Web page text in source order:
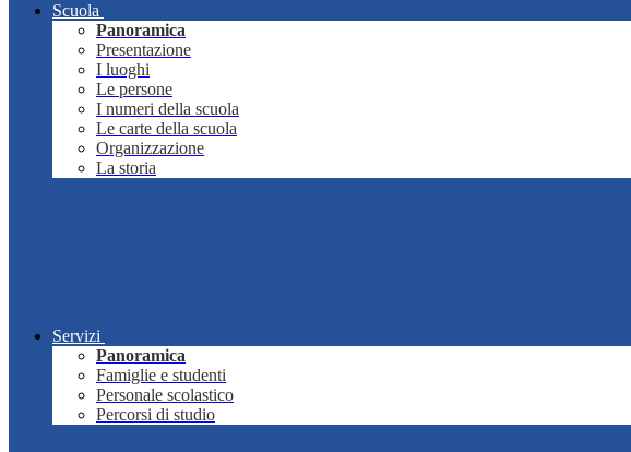
Scuola
Panoramica
Presentazione
I luoghi
Le persone
I numeri della scuola
Le carte della scuola
Organizzazione
La storia
Servizi
Panoramica
Famiglie e studenti
Personale scolastico
Percorsi di studio